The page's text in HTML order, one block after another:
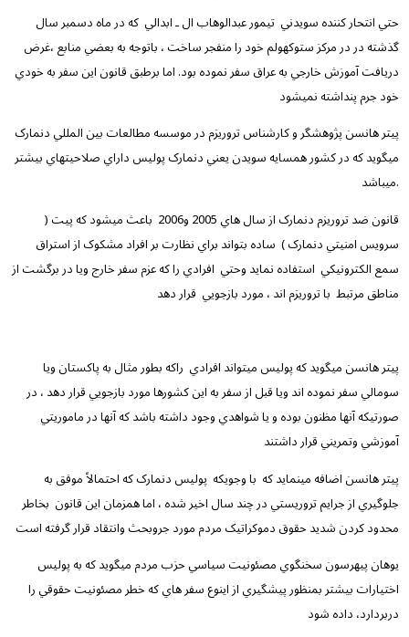
حتي انتحار کننده سويدني تيمور عبدالوهاب ال ـ ابدالي که در ماه دسمبر سال
گذشته در در مرکز ستوکهولم خود را منفجر ساخت ، باتوجه به بعضي منابع ،غرض
دريافت آموزش خارجي به عراق سفر نموده بود. اما برطبق قانون اين سفر به خودي
خود جرم پنداشته نميشود
پيتر هانسن پژوهشگر و کارشناس تروريزم در موسسه مطالعات بين المللي دنمارک
ميگويد که در کشور همسايه سويدن يعني دنمارک پوليس داراي صلاحيتهاي بيشتر
ميباشد.
قانون ضد تروريزم دنمارک از سال هاي 2005 و2006
باعث ميشود که پيت (
سرويس امنيتي دنمارک ) ساده بتواند براي نظارت بر افراد مشکوک از استراق
سمع الکترونيکي استفاده نمايد وحتي افرادي را که عزم سفر خارج ويا در برگشت از
مناطق مرتبط با تروريزم اند ، مورد بازجويي قرار دهد
پيتر هانسن ميگويد که پوليس ميتواند افرادي راکه بطور مثال به پاکستان ويا
سومالي سفر نموده اند ويا قبل از سفر به اين کشورها مورد بازجويي قرار دهد ، در
صورتيکه آنها مظنون بوده و يا شواهدي وجود داشته باشد که آنها در ماموريتي
آموزشي وتمريني قرار داشتند
پيتر هانسن اضافه مينمايد که با وجويکه پوليس دنمارک که احتمالاً موفق به
جلوگيري از جرايم تروريستي در چند سال اخير شده ، اما همزمان اين قانون بخاطر
محدود کردن شديد حقوق دموکراتيک مردم مورد جروبحث وانتقاد قرار گرفته است
يوهان پيهرسون سخنگوي مصئونيت سياسي حزب مردم ميگويد که به پوليس
اختيارات بيشتر بمنظور پيشگيري از اينوع سفر هاي که خطر مصئونيت حقوقي را
دربردارد، داده شود